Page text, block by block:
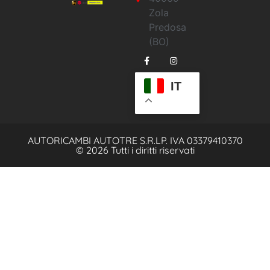
Zola
Predosa
(BO)
IT
AUTORICAMBI AUTOTRE S.R.LP. IVA 03379410370
© 2026 Tutti i diritti riservati